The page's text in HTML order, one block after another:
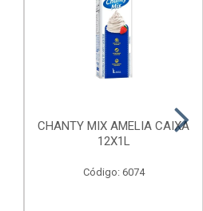
CHANTY MIX AMELIA CAIXA
12X1L
Código: 6074